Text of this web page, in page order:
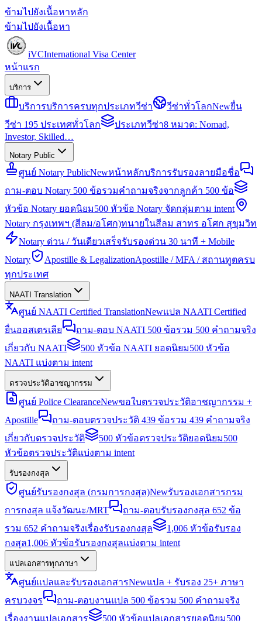
ข้ามไปยังเนื้อหาหลัก
ข้ามไปยังเนื้อหา
iVCInternational Visa Center
หน้าแรก
บริการ
บริการบริการครบทุกประเภทวีซ่า วีซ่าทั่วโลกNewยื่น
วีซ่า 195 ประเทศทั่วโลก
ประเภทวีซ่า8 หมวด: Nomad,
Investor, Skilled…
Notary Public
ศูนย์ Notary PublicNewหน้าหลักบริการรับรองลายมือชื่อ
ถาม-ตอบ Notary 500 ข้อรวมคำถามจริงจากลูกค้า 500 ข้อ
หัวข้อ Notary ยอดนิยม500 หัวข้อ Notary จัดกลุ่มตาม intent
Notary กรุงเทพฯ (สีลม/อโศก)ทนายในสีลม สาทร อโศก สุขุมวิท
Notary ด่วน / วันเดียวเสร็จรับรองด่วน 30 นาที + Mobile
Notary
Apostille & LegalizationApostille / MFA / สถานทูตครบ
ทุกประเทศ
NAATI Translation
ศูนย์ NAATI Certified TranslationNewแปล NAATI Certified
ยื่นออสเตรเลีย
ถาม-ตอบ NAATI 500 ข้อรวม 500 คำถามจริง
เกี่ยวกับ NAATI
500 หัวข้อ NAATI ยอดนิยม500 หัวข้อ
NAATI แบ่งตาม intent
ตรวจประวัติอาชญากรรม
ศูนย์ Police ClearanceNewขอใบตรวจประวัติอาชญากรรม +
Apostille
ถาม-ตอบตรวจประวัติ 439 ข้อรวม 439 คำถามจริง
เกี่ยวกับตรวจประวัติ
500 หัวข้อตรวจประวัติยอดนิยม500
หัวข้อตรวจประวัติแบ่งตาม intent
รับรองกงสุล
ศูนย์รับรองกงสุล (กรมการกงสุล)Newรับรองเอกสารกรม
การกงสุล แจ้งวัฒนะ/MRT
ถาม-ตอบรับรองกงสุล 652 ข้อ
รวม 652 คำถามจริงเรื่องรับรองกงสุล
1,006 หัวข้อรับรอง
กงสุล1,006 หัวข้อรับรองกงสุลแบ่งตาม intent
แปลเอกสารทุกภาษา
ศูนย์แปลและรับรองเอกสารNewแปล + รับรอง 25+ ภาษา
ครบวงจร
ถาม-ตอบงานแปล 500 ข้อรวม 500 คำถามจริง
เรื่องงานแปลเอกสาร
500 หัวข้อแปลเอกสารยอดนิยม500